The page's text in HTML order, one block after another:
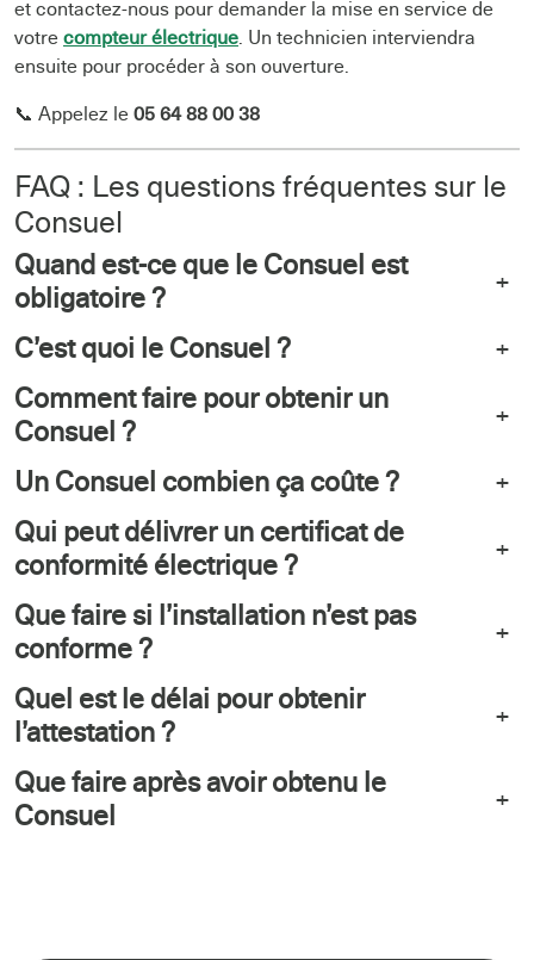
et contactez-nous pour demander la mise en service de
votre compteur électrique. Un technicien interviendra
ensuite pour procéder à son ouverture.
📞 Appelez le 05 64 88 00 38
FAQ : Les questions fréquentes sur le
Consuel
Quand est-ce que le Consuel est
obligatoire ?
+
C’est quoi le Consuel ?
+
Comment faire pour obtenir un
Consuel ?
+
Un Consuel combien ça coûte ?
+
Qui peut délivrer un certificat de
conformité électrique ?
+
Que faire si l’installation n’est pas
conforme ?
+
Quel est le délai pour obtenir
l’attestation ?
+
Que faire après avoir obtenu le
Consuel
+